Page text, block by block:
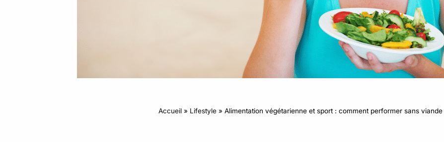
Danse Kids
Boxe Kids
Accueil » Lifestyle » Alimentation végétarienne et sport : comment performer sans viande